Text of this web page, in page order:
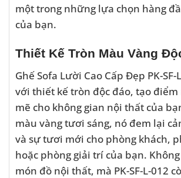
một trong những lựa chọn hàng
của bạn.
Thiết Kế Tròn Màu Vàng
Ghế Sofa Lười Cao Cấp Đẹp PK-
với thiết kế tròn độc đáo, tạo
mẽ cho không gian nội thất của
màu vàng tươi sáng, nó đem lại
và sự tươi mới cho phòng khách,
hoặc phòng giải trí của bạn.
món đồ nội thất, mà PK-SF-L-012